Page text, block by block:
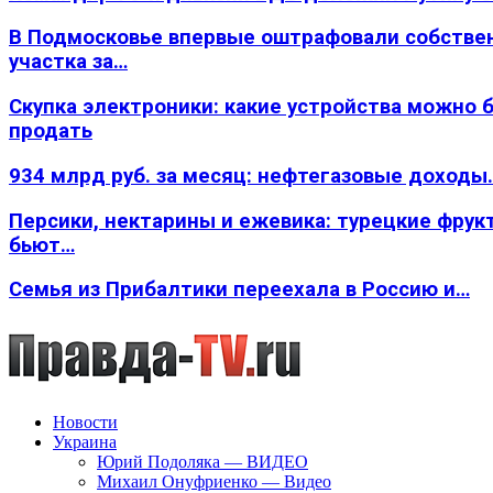
В Подмосковье впервые оштрафовали
участка за…
Скупка электроники: какие устройства можно
продать
934 млрд руб. за месяц: нефтегазовые
Персики, нектарины и ежевика: турецкие
бьют…
Семья из Прибалтики переехала в Россию и…
Новости
Украина
Юрий Подоляка — ВИДЕО
Михаил Онуфриенко — Видео